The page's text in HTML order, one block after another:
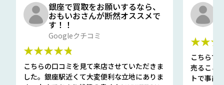
銀座で買取をお願いするなら、
おもいおさんが断然オススメで
す！！
Googleクチコミ
★★★★★
こちらの口コミを見て来店させていただきま
した。銀座駅近くて大変便利な立地にありま
こちらで
売ること
トで事前